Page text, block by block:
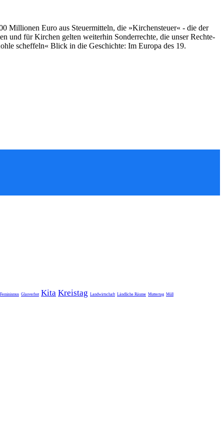
Millionen Euro aus Steuermitteln, die »Kirchensteuer« - die der
und für Kirchen gelten weiterhin Sonderrechte, die unser Rechte-
scheffeln« Blick in die Geschichte: Im Europa des 19.
Feminismus Glasverbot Kita Kreistag Landwirtschaft Ländliche Räume Muttertag Müll